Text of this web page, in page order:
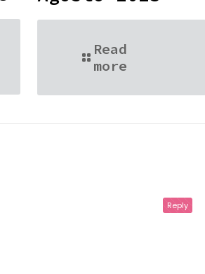
Read
more
Reply